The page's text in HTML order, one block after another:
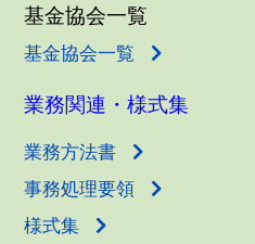
基金協会一覧
基金協会一覧
業務関連・様式集
業務方法書
事務処理要領
様式集